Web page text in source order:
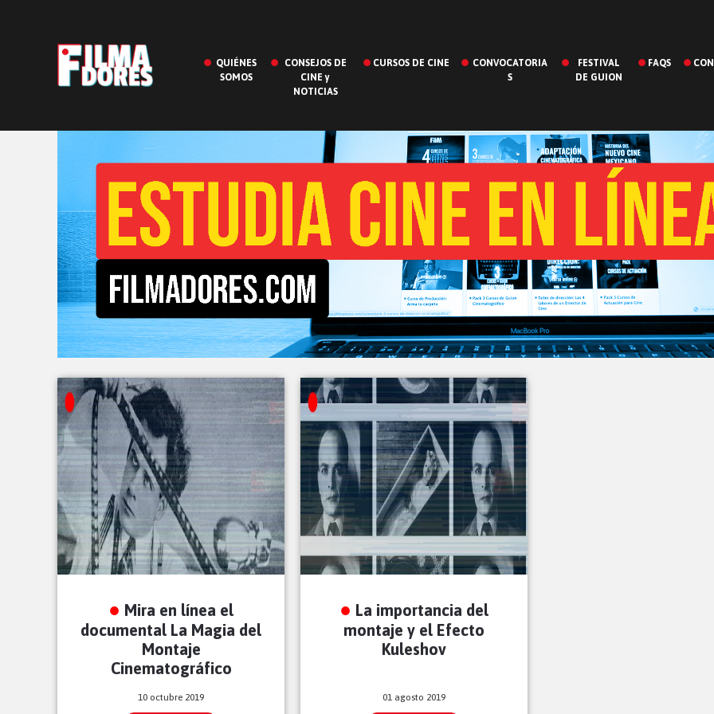
QUIÉNES
SOMOS
CONSEJOS DE
CINE y
NOTICIAS
CURSOS DE CINE
CONVOCATORIA
S
FESTIVAL
DE GUION
FAQS
Mira en línea el
documental La Magia del
Montaje
Cinematográfico
10 octubre 2019
La importancia del
montaje y el Efecto
Kuleshov
01 agosto 2019